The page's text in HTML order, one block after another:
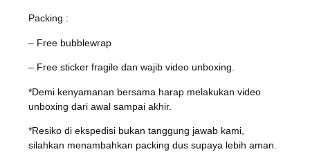
Packing :
– Free bubblewrap
– Free sticker fragile dan wajib video unboxing.
*Demi kenyamanan bersama harap melakukan video
unboxing dari awal sampai akhir.
*Resiko di ekspedisi bukan tanggung jawab kami,
silahkan menambahkan packing dus supaya lebih aman.